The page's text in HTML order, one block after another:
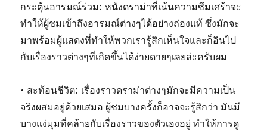
กระตุ้นอารมณ์ร่วม: หนังดราม่าที่เน้นความซึมเศร้าจะ
ทำให้ผู้ชมเข้าถึงอารมณ์ต่างๆได้อย่างถ่องแท้ ซึ่งมักจะ
มาพร้อมผู้แสดงที่ทำให้พวกเรารู้สึกเห็นใจและก็อินไป
กับเรื่องราวต่างๆที่เกิดขึ้นได้ง่ายดายๆเลยล่ะครับผม
• สะท้อนชีวิต: เรื่องราวดราม่าต่างๆมักจะมีความเป็น
จริงผสมอยู่ด้วยเสมอ ผู้ชมบางครั้งก็อาจจะรู้สึกว่า มันมี
บางแง่มุมที่คล้ายกับเรื่องราวของตัวเองอยู่ ทำให้การดู